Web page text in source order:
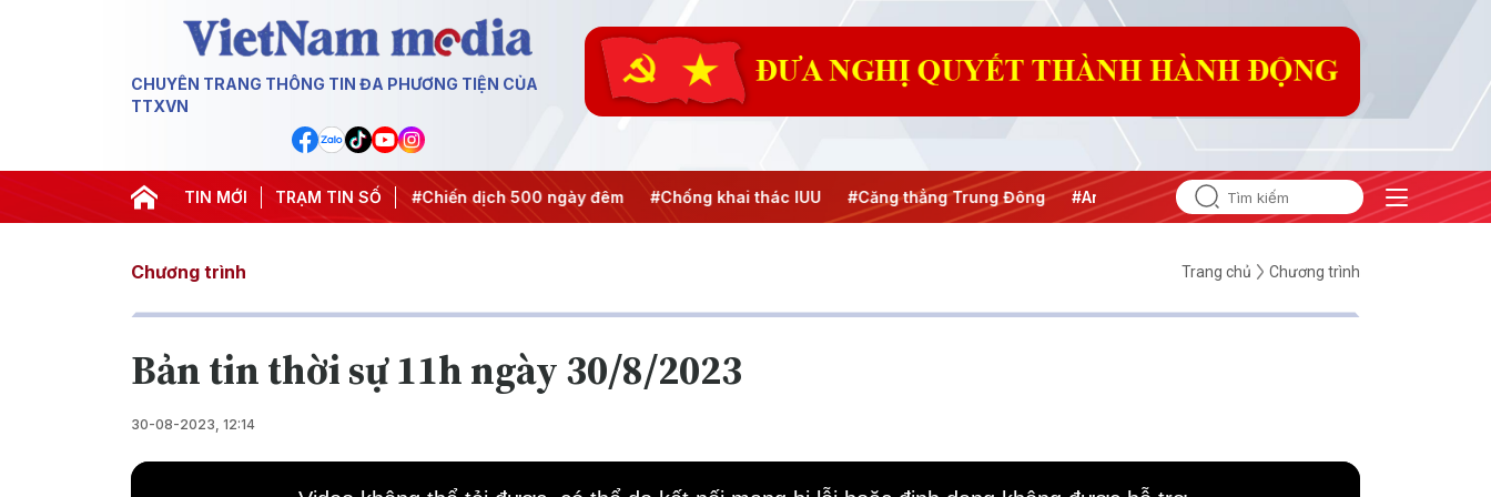
CHUYÊN TRANG THÔNG TIN ĐA PHƯƠNG TIỆN CỦA
TTXVN
TIN MỚI TRẠM TIN SỐ
#Đưa Nghị quyết thành hành động #Chiến dịch 500 ngày đêm #Chống khai thác IUU #Căng thẳng Trung Đông #An ninh năng lượng #Bảo vệ nền tảng tư tưởng của
Chương trình Trang chủ Chương trình
Bản tin thời sự 11h ngày 30/8/2023
30-08-2023, 12:14
This